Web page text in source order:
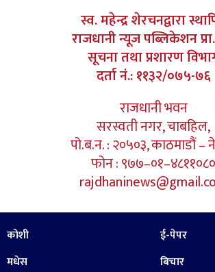
स्व. महेन्द्र शेरचनद्वारा
राजधानी न्यूज पब्लिकेशन
सूचना तथा प्रशारण
दर्ता नं.: ११३२/०७५-७६
राजधानी भवन
सरस्वती नगर, चाबहिल,
पो.ब.न. : २०५०३, काठमाडौं –
फोन : ९७७–०१–४८११०८०
कोशी
मधेस
ई-पेपर
बिचार